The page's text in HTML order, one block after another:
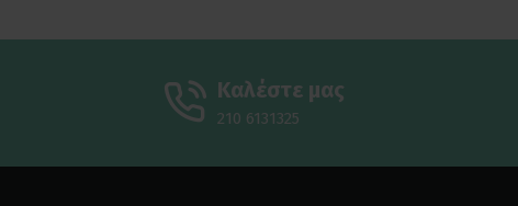
Καλέστε μας
210 6131325